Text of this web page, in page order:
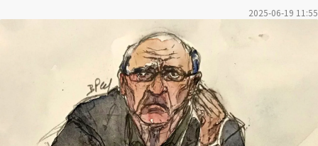
2025-06-19 11:55